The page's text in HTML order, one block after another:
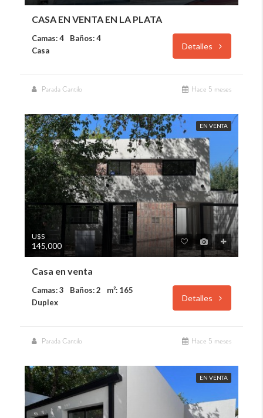
CASA EN VENTA EN LA PLATA
Camas: 4
Baños: 4
Casa
Detalles
Parada Cantilo Hace 5 meses
EN VENTA
U$S
145,000
Casa en venta
Camas: 3 Baños: 2
m²: 165
Duplex
Detalles
Parada Cantilo Hace 5 meses
EN VENTA